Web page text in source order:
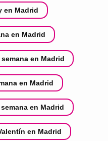
en Madrid
en Madrid
en Madrid
en Madrid
en Madrid
en Madrid